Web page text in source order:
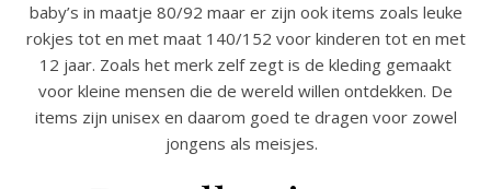
baby’s in maatje 80/92 maar er zijn ook items zoals leuke
rokjes tot en met maat 140/152 voor kinderen tot en met
12 jaar. Zoals het merk zelf zegt is de kleding gemaakt
voor kleine mensen die de wereld willen ontdekken. De
items zijn unisex en daarom goed te dragen voor zowel
jongens als meisjes.